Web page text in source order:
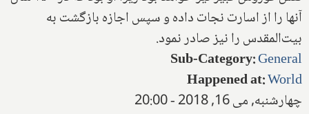
آنها را از اسارت نجات داده و سپس ‌اجازه بازگشت به
بیت‌المقدس‌ را نیز صادر نمود.
Sub-Category:General
Happened at:World
چهارشنبه, می 16, 2018 - 20:00